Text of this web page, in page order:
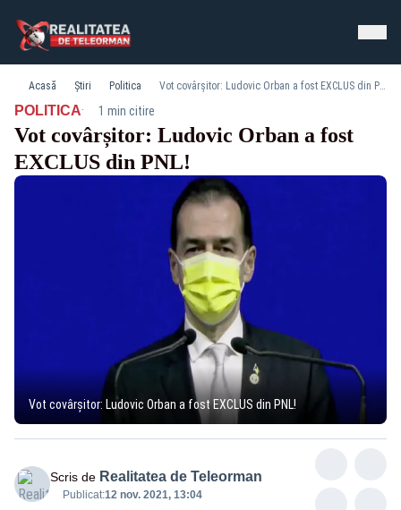
Acasă Știri Politica Vot covârșitor: Ludovic Orban a fost EXCLUS din PNL!
POLITICA· 1 min citire
Vot covârșitor: Ludovic Orban a fost
EXCLUS din PNL!
Vot covârșitor: Ludovic Orban a fost EXCLUS din PNL!
Scris de Realitatea de Teleorman
Publicat:12 nov. 2021, 13:04